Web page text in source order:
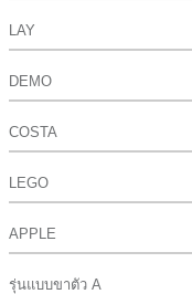
LAY
DEMO
COSTA
LEGO
APPLE
รุ่นแบบขาตัว A